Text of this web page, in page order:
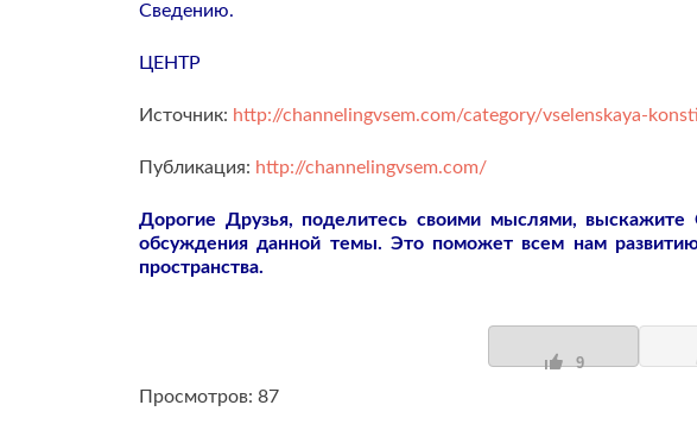
Сведению.
ЦЕНТР
Источник: http://channelingvsem.com/category/vselenskaya-
Публикация: http://channelingvsem.com/
Дорогие Друзья, поделитесь своими мыслями,
обсуждения данной темы. Это поможет всем нам
пространства.
9
Просмотров: 87